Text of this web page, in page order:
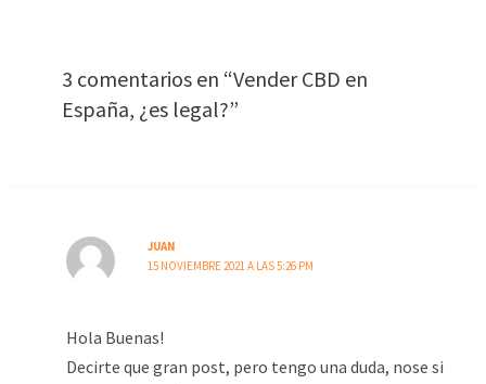
3 comentarios en “Vender CBD en
España, ¿es legal?”
JUAN
15 NOVIEMBRE 2021 A LAS 5:26 PM
Hola Buenas!
Decirte que gran post, pero tengo una duda, nose si